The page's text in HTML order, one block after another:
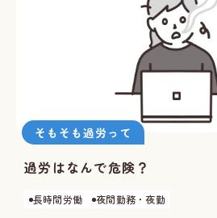
そもそも過労って
過労はなんで危険？
長時間労働 夜間勤務・夜勤